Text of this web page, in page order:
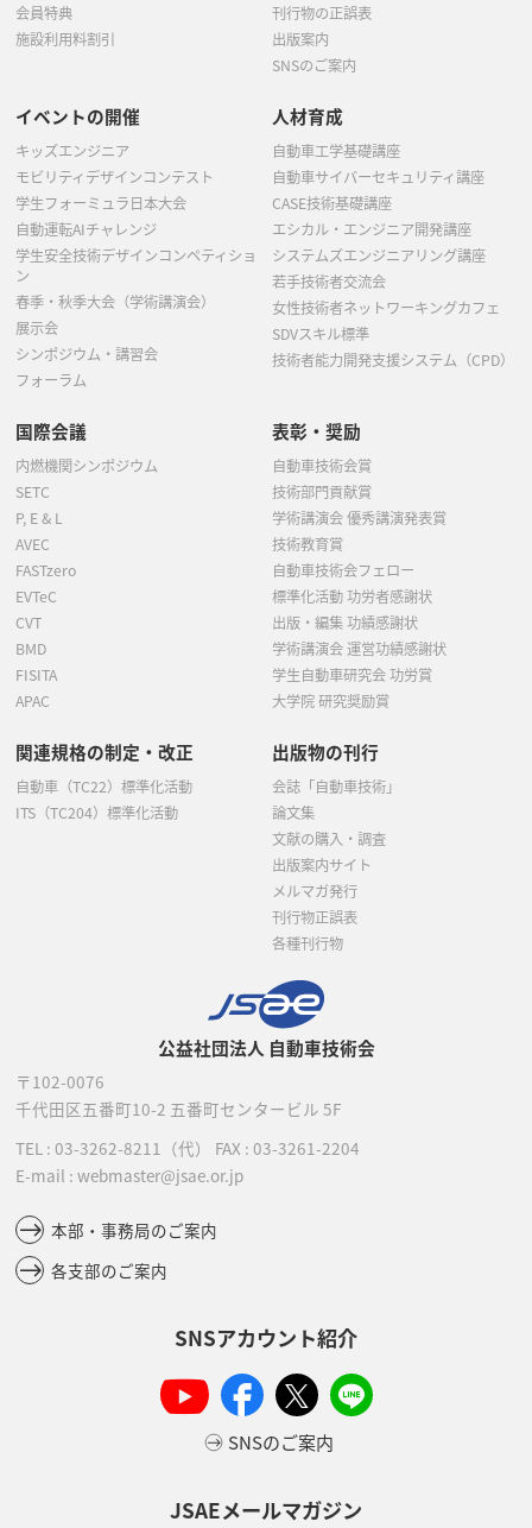
公益社団法人 自動車技術会
〒102-0076
千代田区五番町10-2 五番町センタービル 5F
TEL : 03-3262-8211 （代） FAX : 03-3261-2204
E-mail : webmaster@jsae.or.jp
本部・事務局のご案内
各支部のご案内
SNSアカウント紹介
SNSのご案内
JSAEメールマガジン
会員特典
施設利用料割引
刊行物の正誤表
出版案内
SNSのご案内
イベントの開催
キッズエンジニア
モビリティデザインコンテスト
学生フォーミュラ日本大会
自動運転AIチャレンジ
学生安全技術デザインコンペティショ
ン
春季・秋季大会（学術講演会）
展示会
シンポジウム・講習会
フォーラム
人材育成
自動車工学基礎講座
自動車サイバーセキュリティ講座
CASE技術基礎講座
エシカル・エンジニア開発講座
システムズエンジニアリング講座
若手技術者交流会
女性技術者ネットワーキングカフェ
SDVスキル標準
技術者能力開発支援システム（CPD）
国際会議
内燃機関シンポジウム
SETC
P, E & L
AVEC
FASTzero
EVTeC
CVT
BMD
FISITA
APAC
表彰・奨励
自動車技術会賞
技術部門貢献賞
学術講演会 優秀講演発表賞
技術教育賞
自動車技術会フェロー
標準化活動 功労者感謝状
出版・編集 功績感謝状
学術講演会 運営功績感謝状
学生自動車研究会 功労賞
大学院 研究奨励賞
関連規格の制定・改正
自動車（TC22）標準化活動
ITS（TC204）標準化活動
出版物の刊行
会誌「自動車技術」
論文集
文献の購入・調査
出版案内サイト
メルマガ発行
刊行物正誤表
各種刊行物